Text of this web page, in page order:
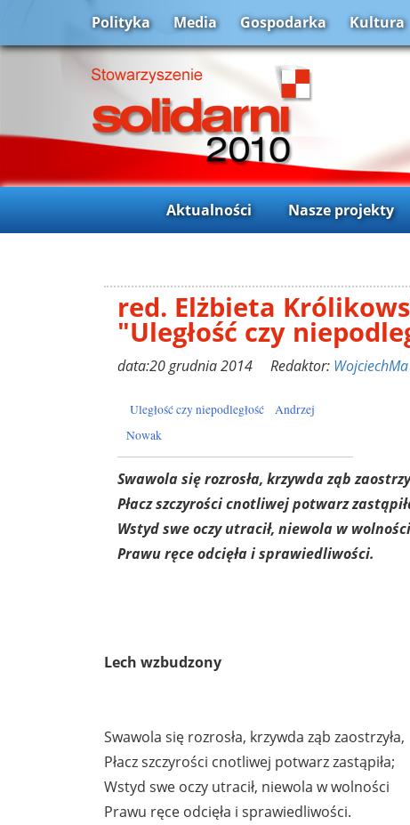
Polityka Media Gospodarka Kultura
Aktualności Nasze projekty
red. Elżbieta
"Uległość czy
data:20 grudnia 2014 Redaktor: WojciechMa
Uległość czy niepodległość
Andrzej
Nowak
Swawola się rozrosła, krzywda ząb
Płacz szczyrości cnotliwej potwarz
Wstyd swe oczy utracił, niewola w wolności
Prawu ręce odcięła i sprawiedliwości.
Lech wzbudzony
Swawola się rozrosła, krzywda ząb zaostrzyła,
Płacz szczyrości cnotliwej potwarz zastąpiła;
Wstyd swe oczy utracił, niewola w wolności
Prawu ręce odcięła i sprawiedliwości.